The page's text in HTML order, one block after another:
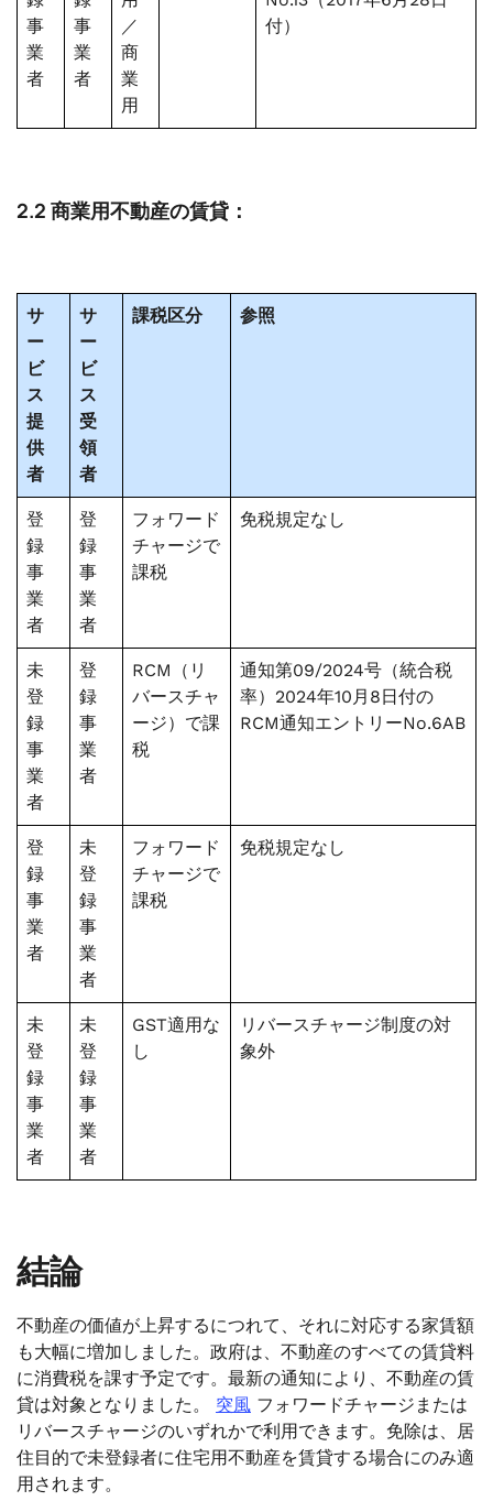
事
業
者
事
業
者
／
商
業
用
付）
2.2 商業用不動産の賃貸：
サ
ー
ビ
ス
提
供
者
サ
ー
ビ
ス
受
領
者
課税区分 参照
登
録
事
業
者
登
録
事
業
者
フォワード
チャージで
課税
免税規定なし
未
登
録
事
業
者
登
録
事
業
者
RCM（リ
バースチャ
ージ）で課
税
通知第09/2024号（統合税
率）2024年10月8日付の
RCM通知エントリーNo.6AB
登
録
事
業
者
未
登
録
事
業
者
フォワード
チャージで
課税
免税規定なし
未
登
録
事
業
者
未
登
録
事
業
者
GST適用な
し
リバースチャージ制度の対
象外
結論
不動産の価値が上昇するにつれて、それに対応する家賃額
も大幅に増加しました。政府は、不動産のすべての賃貸料
に消費税を課す予定です。最新の通知により、不動産の賃
貸は対象となりました。 突風 フォワードチャージまたは
リバースチャージのいずれかで利用できます。免除は、居
住目的で未登録者に住宅用不動産を賃貸する場合にのみ適
用されます。